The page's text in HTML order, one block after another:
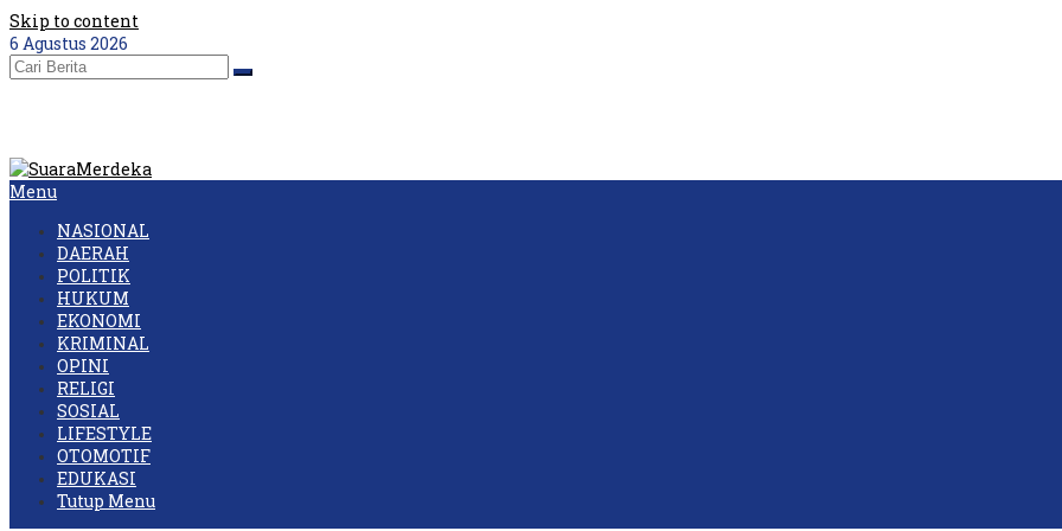
Skip to content
6 Agustus 2026
Menu
NASIONAL
DAERAH
POLITIK
HUKUM
EKONOMI
KRIMINAL
OPINI
RELIGI
SOSIAL
LIFESTYLE
OTOMOTIF
EDUKASI
Tutup Menu